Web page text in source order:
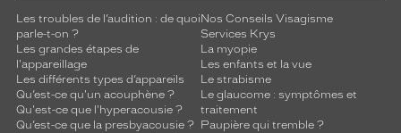
Les troubles de l’audition : de quoi
parle-t-on ?
Les grandes étapes de
l'appareillage
Les différents types d’appareils
Qu’est-ce qu'un acouphène ?
Qu'est-ce que l'hyperacousie ?
Qu’est-ce que la presbyacousie ?
Nos Conseils Visagisme
Services Krys
La myopie
Les enfants et la vue
Le strabisme
Le glaucome : symptômes et
traitement
Paupière qui tremble ?